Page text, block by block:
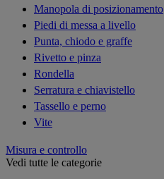
Manopola di posizionamento
Piedi di messa a livello
Punta, chiodo e graffe
Rivetto e pinza
Rondella
Serratura e chiavistello
Tassello e perno
Vite
Misura e controllo
Vedi tutte le categorie